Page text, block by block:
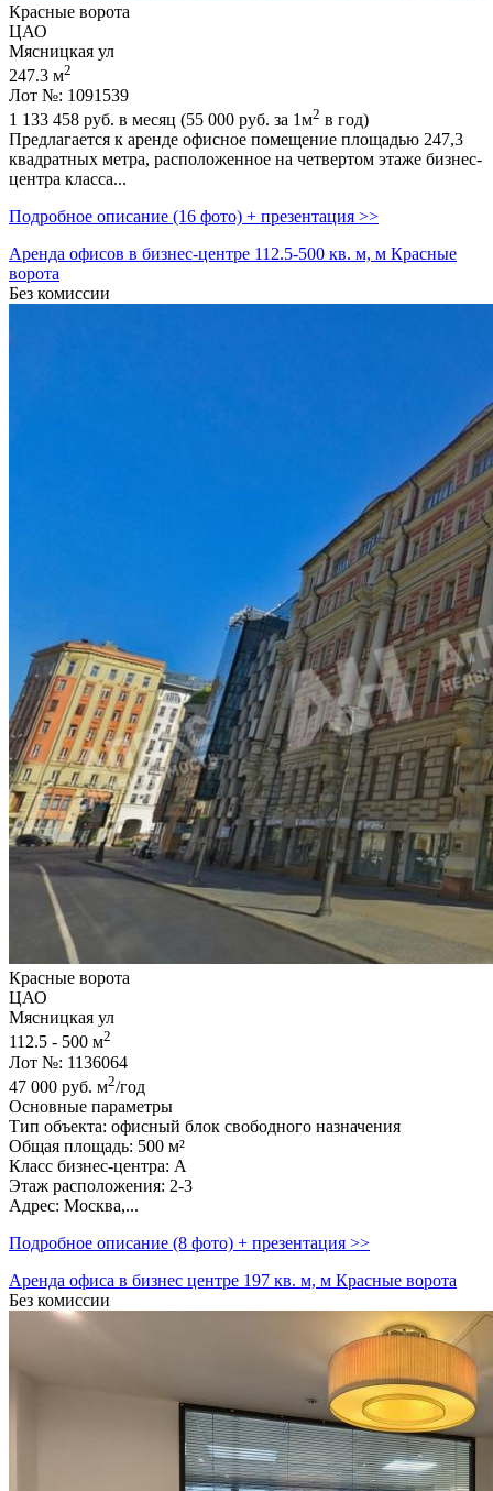
Красные ворота
ЦАО
Мясницкая ул
247.3 м2
Лот №: 1091539
1 133 458 руб. в месяц (55 000 руб. за 1м2 в год)
Предлагается к аренде офисное помещение площадью 247,­3
квадратных метра,­ расположенное на четвертом этаже бизнес-
центра класса...
Подробное описание (16 фото) + презентация >>
Аренда офисов в бизнес-центре 112.5-500 кв. м, м Красные
ворота
Без комиссии
Красные ворота
ЦАО
Мясницкая ул
112.5 - 500 м2
Лот №: 1136064
47 000 руб. м2/год
Основные параметры
Тип объекта: офисный блок свободного назначения
Общая площадь: 500 м²
Класс бизнес-центра: А
Этаж расположения: 2-3
Адрес: Москва,­...
Подробное описание (8 фото) + презентация >>
Аренда офиса в бизнес центре 197 кв. м, м Красные ворота
Без комиссии